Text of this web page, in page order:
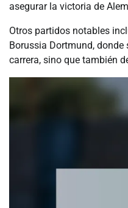
asegurar la victoria de
Otros partidos notables
Borussia Dortmund,
carrera, sino que también